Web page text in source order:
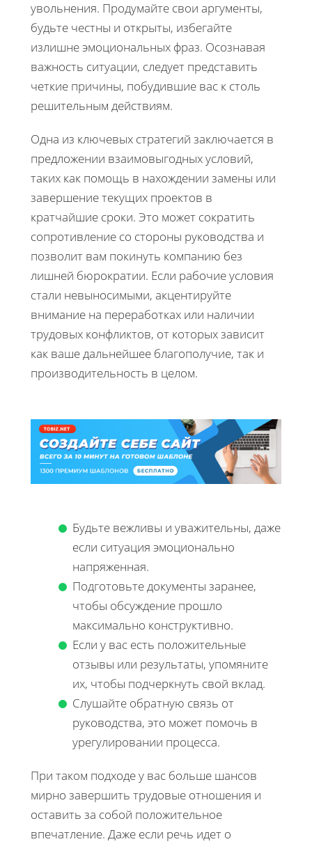
увольнения. Продумайте свои аргументы,
будьте честны и открыты, избегайте
излишне эмоциональных фраз. Осознавая
важность ситуации, следует представить
четкие причины, побудившие вас к столь
решительным действиям.
Одна из ключевых стратегий заключается в
предложении взаимовыгодных условий,
таких как помощь в нахождении замены или
завершение текущих проектов в
кратчайшие сроки. Это может сократить
сопротивление со стороны руководства и
позволит вам покинуть компанию без
лишней бюрократии. Если рабочие условия
стали невыносимыми, акцентируйте
внимание на переработках или наличии
трудовых конфликтов, от которых зависит
как ваше дальнейшее благополучие, так и
производительность в целом.
Будьте вежливы и уважительны, даже
если ситуация эмоционально
напряженная.
Подготовьте документы заранее,
чтобы обсуждение прошло
максимально конструктивно.
Если у вас есть положительные
отзывы или результаты, упомяните
их, чтобы подчеркнуть свой вклад.
Слушайте обратную связь от
руководства, это может помочь в
урегулировании процесса.
При таком подходе у вас больше шансов
мирно завершить трудовые отношения и
оставить за собой положительное
впечатление. Даже если речь идет о